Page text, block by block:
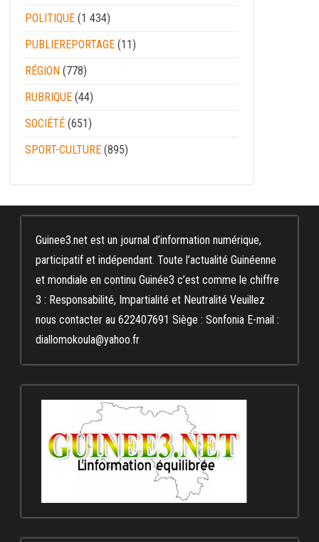
POLITIQUE (1 434)
PUBLIEREPORTAGE (11)
RÉGION (778)
RUBRIQUE (44)
SOCIÉTÉ (651)
SPORT-CULTURE (895)
Guinee3.net est un journal d’information numérique,
participatif et indépendant. Toute l’actualité Guinéenne
et mondiale en continu Guinée3 c’est comme le chiffre
3 : Responsabilité, Impartialité et Neutralité Veuillez
nous contacter au 622407691 Siège : Sonfonia E-mail :
diallomokoula@yahoo.fr